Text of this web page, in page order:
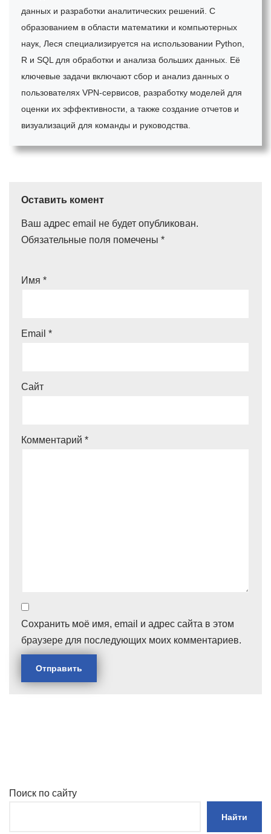
данных и разработки аналитических решений. С
образованием в области математики и компьютерных
наук, Леся специализируется на использовании Python,
R и SQL для обработки и анализа больших данных. Её
ключевые задачи включают сбор и анализ данных о
пользователях VPN-сервисов, разработку моделей для
оценки их эффективности, а также создание отчетов и
визуализаций для команды и руководства.
Оставить комент
Ваш адрес email не будет опубликован.
Обязательные поля помечены *
Имя *
Email *
Сайт
Комментарий *
Сохранить моё имя, email и адрес сайта в этом
браузере для последующих моих комментариев.
Поиск по сайту
Найти